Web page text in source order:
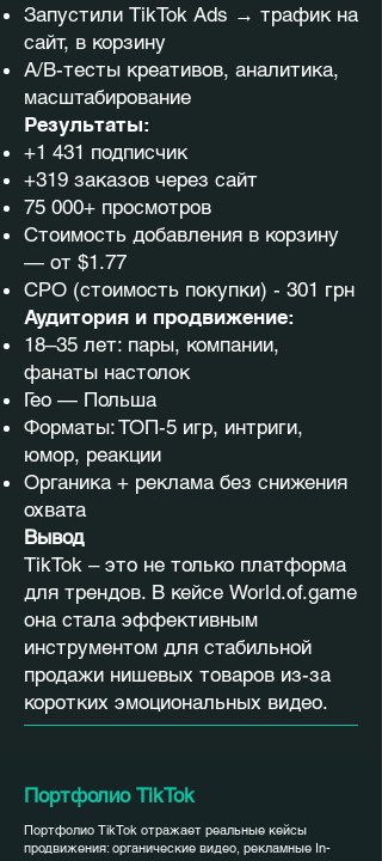
Запустили TikTok Ads → трафик на
сайт, в корзину
A/B-тесты креативов, аналитика,
масштабирование
Результаты:
+1 431 подписчик
+319 заказов через сайт
75 000+ просмотров
Стоимость добавления в корзину
— от $1.77
СРО (стоимость покупки) - 301 грн
Аудитория и продвижение:
18–35 лет: пары, компании,
фанаты настолок
Гео — Польша
Форматы: ТОП-5 игр, интриги,
юмор, реакции
Органика + реклама без снижения
охвата
Вывод
TikTok – это не только платформа
для трендов. В кейсе World.of.game
она стала эффективным
инструментом для стабильной
продажи нишевых товаров из-за
коротких эмоциональных видео.
Портфолио TikTok
Портфолио TikTok отражает реальные кейсы
продвижения: органические видео, рекламные In-